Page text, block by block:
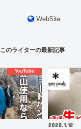
WebSite
このライターの最新記事
YouTube
2020.1.12